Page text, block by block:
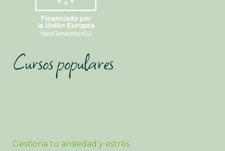
Cursos populares
Gestiona tu ansiedad y estrés